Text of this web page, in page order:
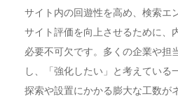
サイト内の回遊性を高め、検索エ
サイト評価を向上させるために、
必要不可欠です。多くの企業や担
し、「強化したい」と考えている
探索や設置にかかる膨大な工数が